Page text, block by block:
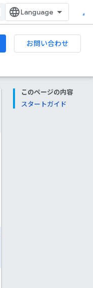
お問い合わせ
このページの内容
スタートガイド